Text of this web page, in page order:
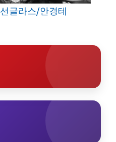
선글라스/안경테